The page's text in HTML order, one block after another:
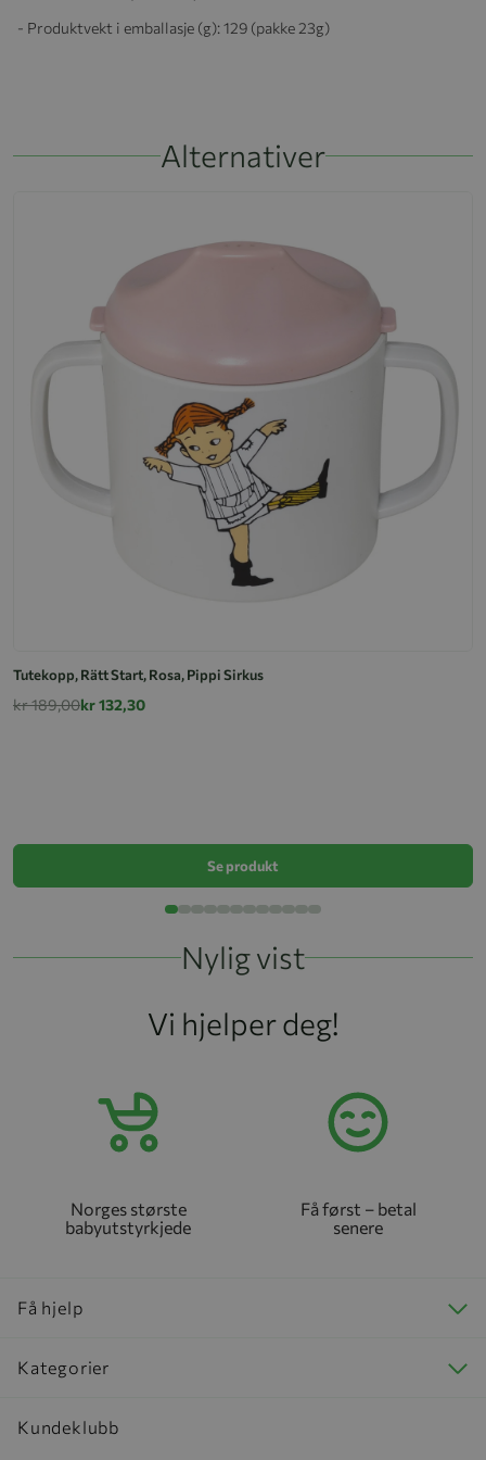
- Produktvekt i emballasje (g): 129 (pakke 23g)
Alternativer
Tutekopp, Rätt Start, Rosa, Pippi Sirkus
kr 189,00kr 132,30
Se produkt
Nylig vist
Vi hjelper deg!
Norges største
babyutstyrkjede
Få først – betal
senere
Få hjelp
Kategorier
Kundeklubb